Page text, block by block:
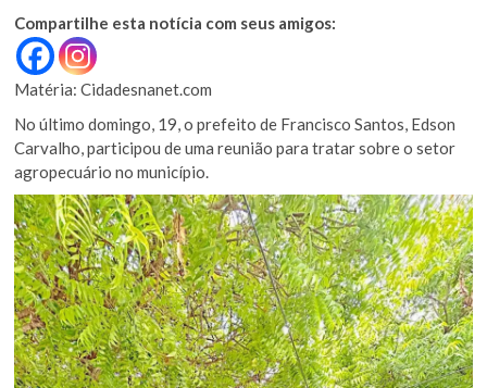
Compartilhe esta notícia com seus amigos:
Matéria: Cidadesnanet.com
No último domingo, 19, o prefeito de Francisco Santos, Edson
Carvalho, participou de uma reunião para tratar sobre o setor
agropecuário no município.